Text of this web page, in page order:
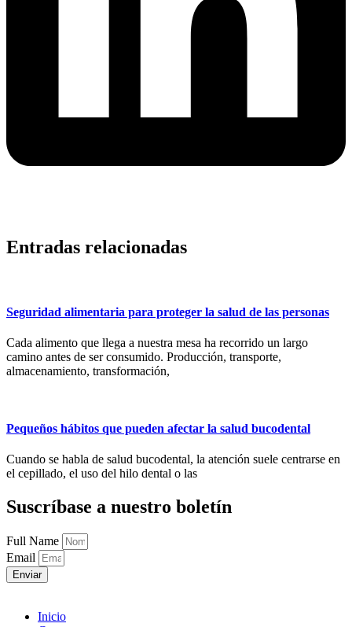
Entradas relacionadas
Seguridad alimentaria para proteger la salud de las personas
Cada alimento que llega a nuestra mesa ha recorrido un largo
camino antes de ser consumido. Producción, transporte,
almacenamiento, transformación,
Pequeños hábitos que pueden afectar la salud bucodental
Cuando se habla de salud bucodental, la atención suele centrarse en
el cepillado, el uso del hilo dental o las
Suscríbase a nuestro boletín
Full Name
Email
Enviar
Inicio